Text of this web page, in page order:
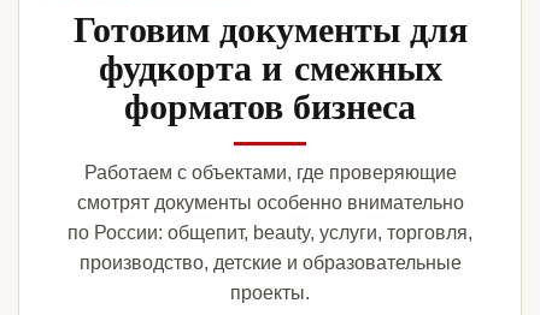
Готовим документы для
фудкорта и смежных
форматов бизнеса
Работаем с объектами, где проверяющие
смотрят документы особенно внимательно
по России: общепит, beauty, услуги, торговля,
производство, детские и образовательные
проекты.